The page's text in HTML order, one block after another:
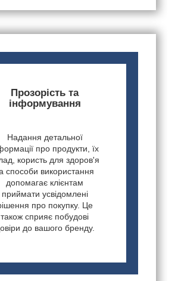
Прозорість та
інформування
Надання детальної
про продукти, їх
користь для здоров'я
способи використання
допомагає клієнтам
приймати усвідомлені
про покупку. Це
також сприяє побудові
до вашого бренду.